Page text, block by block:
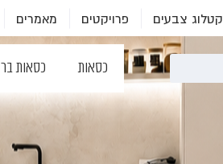
קטלוג צבעים פרויקטים מאמרים
כסאות כסאות בר